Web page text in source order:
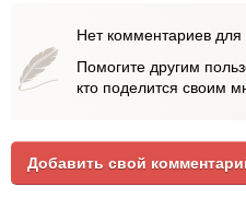
Нет комментариев
Помогите другим
кто поделится своим
Добавить свой